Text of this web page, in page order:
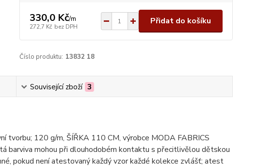
330,0 Kč/m
272,7 Kč bez DPH
Přidat do košíku
Číslo produktu: 13832 18
Související zboží 3
120 g/m, ŠÍŘKA 110 CM, výrobce MODA FABRICS
barviva mohou při dlouhodobém kontaktu s přecitlivělou dětskou
pokud není atestovaný každý vzor každé kolekce zvlášť; atest